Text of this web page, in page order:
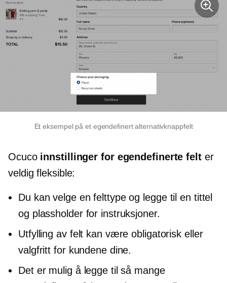
Et eksempel på et egendefinert alternativknappfelt
Ocuco innstillinger for egendefinerte felter
veldig fleksible:
Du kan velge en felttype og legge til en tittel
og plassholder for instruksjoner.
Utfylling av felt kan være obligatorisk eller
valgfritt for kundene dine.
Det er mulig å legge til så mange